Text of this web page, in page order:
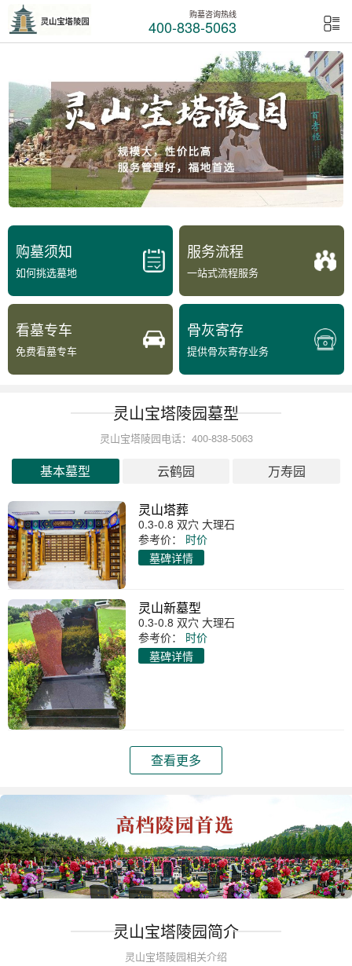
购墓咨询热线
400-838-5063
购墓须知
如何挑选墓地
服务流程
一站式流程服务
看墓专车
免费看墓专车
骨灰寄存
提供骨灰寄存业务
灵山宝塔陵园墓型
灵山宝塔陵园电话：400-838-5063
基本墓型 云鹤园 万寿园
灵山塔葬
0.3-0.8 双穴 大理石
参考价：
时价
墓碑详情
灵山新墓型
0.3-0.8 双穴 大理石
参考价：
时价
墓碑详情
查看更多
灵山宝塔陵园简介
灵山宝塔陵园相关介绍